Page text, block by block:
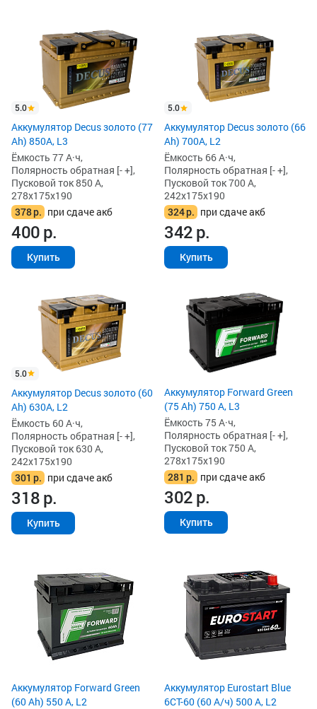
5.0
Аккумулятор Decus золото (77
Ah) 850А, L3
Ёмкость 77 А·ч,
Полярность обратная [- +],
Пусковой ток 850 А,
278x175x190
378р. при сдаче акб
400р.
Купить
5.0
Аккумулятор Decus золото (66
Ah) 700A, L2
Ёмкость 66 А·ч,
Полярность обратная [- +],
Пусковой ток 700 А,
242x175x190
324р. при сдаче акб
342р.
Купить
5.0
Аккумулятор Decus золото (60
Ah) 630A, L2
Ёмкость 60 А·ч,
Полярность обратная [- +],
Пусковой ток 630 А,
242x175x190
301 р. при сдаче акб
318р.
Купить
Аккумулятор Forward Green
(75 Ah) 750 А, L3
Ёмкость 75 А·ч,
Полярность обратная [- +],
Пусковой ток 750 А,
278x175x190
281 р. при сдаче акб
302р.
Купить
Аккумулятор Forward Green
(60 Ah) 550 А, L2
Аккумулятор Eurostart Blue
6CT-60 (60 А/ч) 500 А, L2